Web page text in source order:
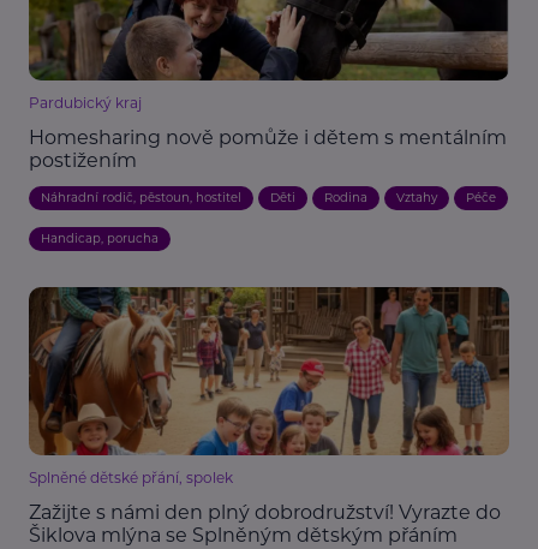
Pardubický kraj
Homesharing nově pomůže i dětem s mentálním
postižením
Náhradní rodič, pěstoun, hostitel Děti Rodina Vztahy Péče
Handicap, porucha
Splněné dětské přání, spolek
Zažijte s námi den plný dobrodružství! Vyrazte do
Šiklova mlýna se Splněným dětským přáním